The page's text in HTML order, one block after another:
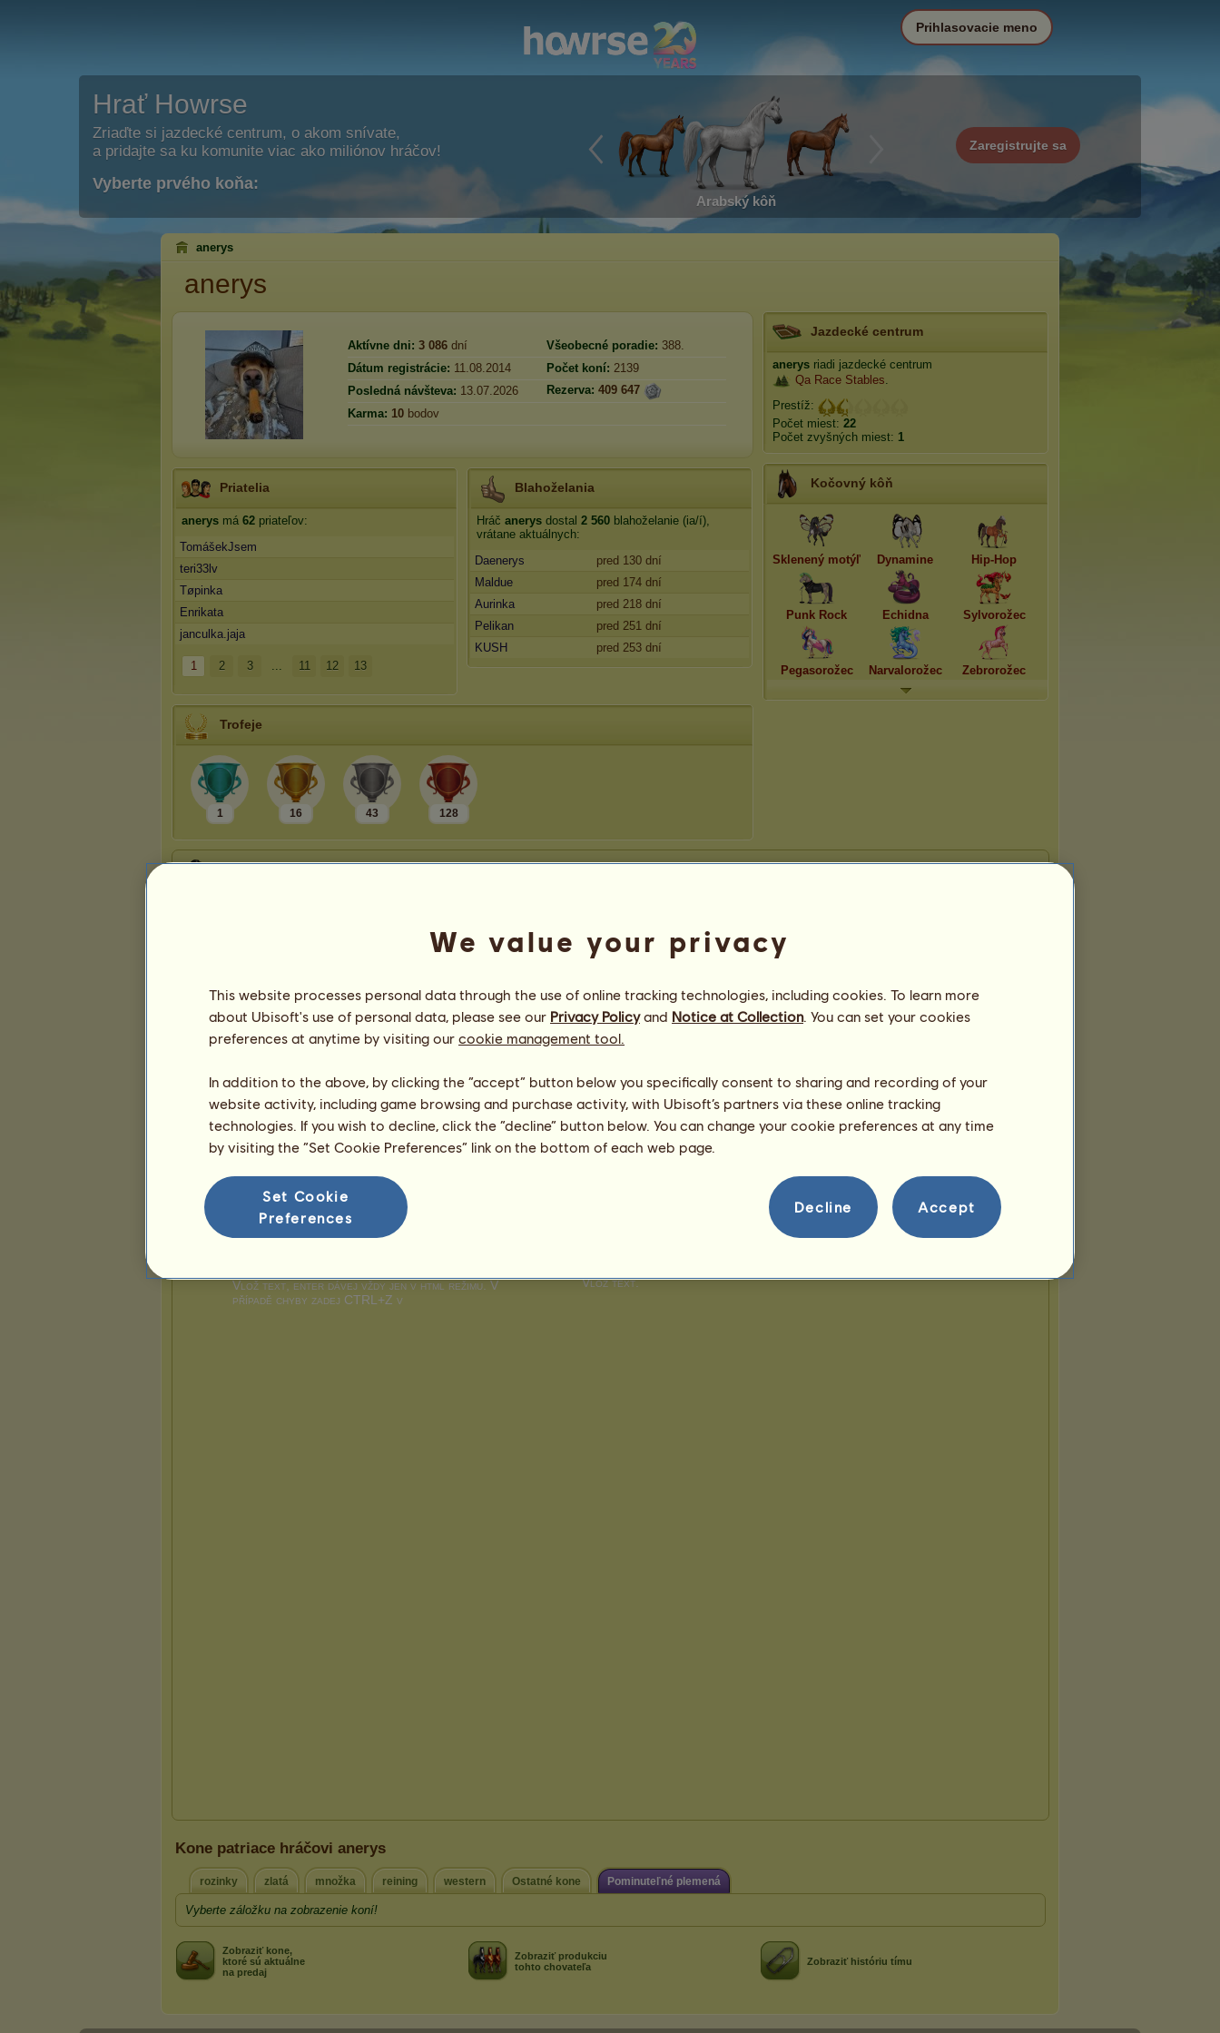
Hrať Howrse
Zriaďte si jazdecké centrum, o akom snívate,
a pridajte sa ku komunite viac ako miliónov hráčov!
Vyberte prvého koňa:
Arabský kôň
Zaregistrujte sa
Prihlasovacie meno
anerys
anerys
Aktívne dni: 3 086 dní Všeobecné poradie: 388.
Dátum registrácie: 11.08.2014 Počet koní: 2139
Posledná návšteva: 13.07.2026 Rezerva: 409 647
Karma: 10 bodov
Priatelia
anerys má 62 priateľov:
TomášekJsem
teri33lv
Tøpinka
Enrikata
janculka.jaja
1 2 3 ... 11 12 13
Blahoželania
Hráč anerys dostal 2 560 blahoželanie (ia/í),
vrátane aktuálnych:
Daenerys
pred 130 dní
Maldue
pred 174 dní
Aurinka
pred 218 dní
Pelikan
pred 251 dní
KUSH
pred 253 dní
Trofeje
1 16 43 128
Jazdecké centrum
anerys riadi jazdecké centrum
Qa Race Stables.
Prestíž:
Počet miest: 22
Počet zvyšných miest: 1
Kočovný kôň
Sklenený motýľ Dynamine Hip-Hop
Punk Rock Echidna Sylvorožec
Pegasorožec Narvalorožec Zebrorožec
Kone patriace hráčovi anerys
rozinky zlatá množka reining western Ostatné kone Pominuteľné plemená
Vyberte záložku na zobrazenie koní!
Zobraziť kone,
ktoré sú aktuálne
na predaj
Zobraziť produkciu
tohto chovateľa
Zobraziť históriu tímu
We value your privacy
This website processes personal data through the use of online tracking technologies, including cookies. To learn more
about Ubisoft's use of personal data, please see our Privacy Policyand Notice at Collection. You can set your cookies
preferences at anytime by visiting our cookie management tool.
In addition to the above, by clicking the “accept” button below you specifically consent to sharing and recording of your
website activity, including game browsing and purchase activity, with Ubisoft’s partners via these online tracking
technologies. If you wish to decline, click the “decline” button below. You can change your cookie preferences at any time
by visiting the “Set Cookie Preferences” link on the bottom of each web page.
Set Cookie
Preferences
Decline Accept